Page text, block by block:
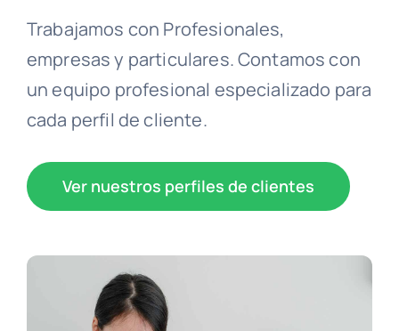
Trabajamos con Profesionales,
empresas y particulares. Contamos con
un equipo profesional especializado para
cada perfil de cliente.
Ver nuestros perfiles de clientes